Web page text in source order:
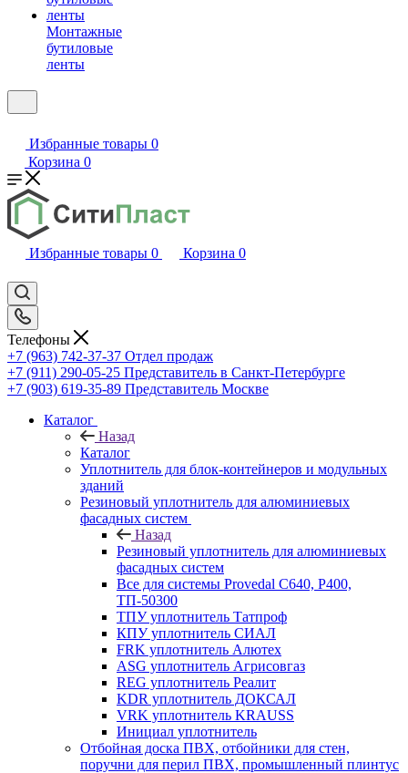
Монтажные
бутиловые
ленты
Избранные товары 0
Корзина 0
Избранные товары 0 Корзина 0
Телефоны
+7 (963) 742-37-37 Отдел продаж
+7 (911) 290-05-25 Представитель в Санкт-Петербурге
+7 (903) 619-35-89 Представитель Москве
Каталог
Назад
Каталог
Уплотнитель для блок-контейнеров и модульных
зданий
Резиновый уплотнитель для алюминиевых
фасадных систем
Назад
Резиновый уплотнитель для алюминиевых
фасадных систем
Все для системы Provedal С640, Р400,
ТП-50300
ТПУ уплотнитель Татпроф
КПУ уплотнитель СИАЛ
FRK уплотнитель Алютех
ASG уплотнитель Агрисовгаз
REG уплотнитель Реалит
KDR уплотнитель ДОКСАЛ
VRK уплотнитель KRAUSS
Инициал уплотнитель
Отбойная доска ПВХ, отбойники для стен,
поручни для перил ПВХ, промышленный плинтус